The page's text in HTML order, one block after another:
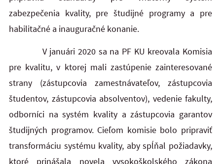
zabezpečenia kvality, pre študijné programy a pre
habilitačné a inauguračné konanie.
V januári 2020 sa na PF KU kreovala Komisia
pre kvalitu, v ktorej mali zastúpenie zainteresované
strany (zástupcovia zamestnávateľov, zástupcovia
študentov, zástupcovia absolventov), vedenie fakulty,
odborníci na systém kvality a zástupcovia garantov
študijných programov. Cieľom komisie bolo pripraviť
transformáciu systému kvality, aby spĺňal požiadavky,
ktoré prinášala novela vysokoškolského zákona